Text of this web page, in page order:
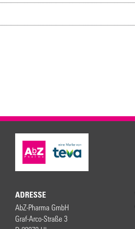
ADRESSE
AbZ-Pharma GmbH
Graf-Arco-Straße 3